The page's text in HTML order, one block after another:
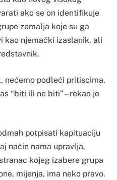
ako se on identifikuje
zemalja koje su ga
kao njemački izaslanik, ali
nećemo podleći pritiscima.
“biti ili ne biti” – rekao je
potpisati kapituaciju
način nama upravlja,
kojeg izabere grupa
mijenja, ima neko pravo.